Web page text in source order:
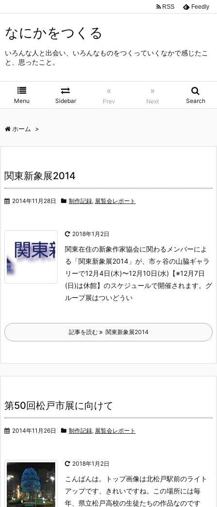
なにかをつくる
いろんな人と出会い、いろんなものをつくっていくなかで感じたこ
と、思ったこと。
Menu Sidebar
«
Prev
»
Next Search
RSS Feedly
ホーム >
関東新象展2014
2014年11月28日 制作記録, 展覧会レポート
2018年1月2日
関東在住の新象作家協会に関わるメンバーによ
る「関東新象展2014」が、市ヶ谷の山脇ギャラ
リーで12月4日(木)〜12月10日(水)【※12月7日
(日)は休館】のスケジュールで開催されます。 グ
ループ展はついどうい
記事を読む 関東新象展2014
第50回松戸市展に向けて
2014年11月26日 制作記録, 展覧会レポート
2018年1月2日
こんばんは。トップ画像は北松戸駅前のライト
アップです、きれいですね。この場所には毎
年、県立松戸高校の生徒たちの作品なのです